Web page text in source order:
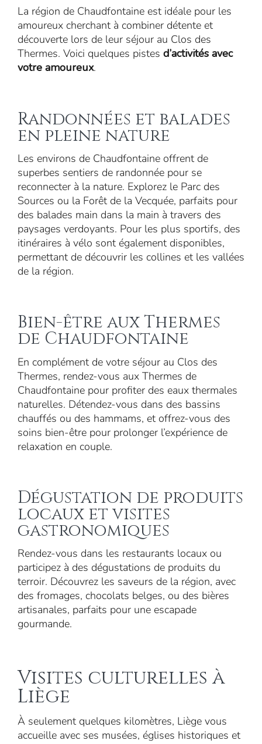
La région de Chaudfontaine est idéale pour les
amoureux cherchant à combiner détente et
découverte lors de leur séjour au Clos des
Thermes. Voici quelques pistes d’activités avec
votre amoureux.
Randonnées et balades
en pleine nature
Les environs de Chaudfontaine offrent de
superbes sentiers de randonnée pour se
reconnecter à la nature. Explorez le Parc des
Sources ou la Forêt de la Vecquée, parfaits pour
des balades main dans la main à travers des
paysages verdoyants. Pour les plus sportifs, des
itinéraires à vélo sont également disponibles,
permettant de découvrir les collines et les vallées
de la région.
Bien-être aux Thermes
de Chaudfontaine
En complément de votre séjour au Clos des
Thermes, rendez-vous aux Thermes de
Chaudfontaine pour profiter des eaux thermales
naturelles. Détendez-vous dans des bassins
chauffés ou des hammams, et offrez-vous des
soins bien-être pour prolonger l’expérience de
relaxation en couple.
Dégustation de produits
locaux et visites
gastronomiques
Rendez-vous dans les restaurants locaux ou
participez à des dégustations de produits du
terroir. Découvrez les saveurs de la région, avec
des fromages, chocolats belges, ou des bières
artisanales, parfaits pour une escapade
gourmande.
Visites culturelles à
Liège
À seulement quelques kilomètres, Liège vous
accueille avec ses musées, églises historiques et